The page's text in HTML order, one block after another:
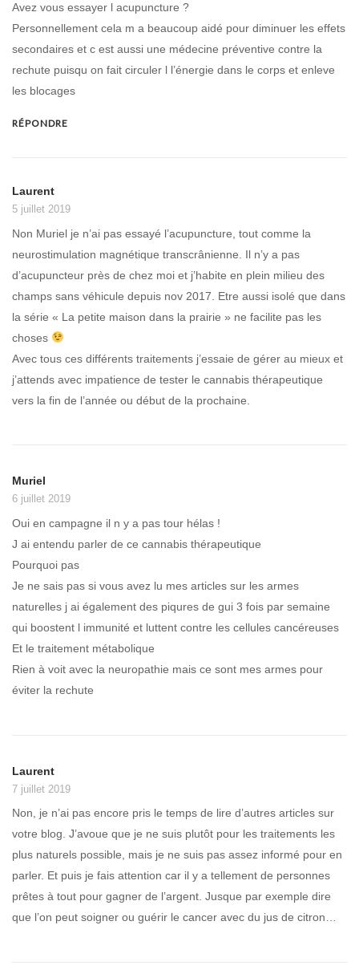
Avez vous essayer l acupuncture ?
Personnellement cela m a beaucoup aidé pour diminuer les effets
secondaires et c est aussi une médecine préventive contre la
rechute puisqu on fait circuler l l’énergie dans le corps et enleve
les blocages
RÉPONDRE
Laurent
5 juillet 2019
Non Muriel je n’ai pas essayé l’acupuncture, tout comme la
neurostimulation magnétique transcrânienne. Il n’y a pas
d’acupuncteur près de chez moi et j’habite en plein milieu des
champs sans véhicule depuis nov 2017. Etre aussi isolé que dans
la série « La petite maison dans la prairie » ne facilite pas les
choses
Avec tous ces différents traitements j’essaie de gérer au mieux et
j’attends avec impatience de tester le cannabis thérapeutique
vers la fin de l’année ou début de la prochaine.
Muriel
6 juillet 2019
Oui en campagne il n y a pas tour hélas !
J ai entendu parler de ce cannabis thérapeutique
Pourquoi pas
Je ne sais pas si vous avez lu mes articles sur les armes
naturelles j ai également des piqures de gui 3 fois par semaine
qui boostent l immunité et luttent contre les cellules cancéreuses
Et le traitement métabolique
Rien à voit avec la neuropathie mais ce sont mes armes pour
éviter la rechute
Laurent
7 juillet 2019
Non, je n’ai pas encore pris le temps de lire d’autres articles sur
votre blog. J’avoue que je ne suis plutôt pour les traitements les
plus naturels possible, mais je ne suis pas assez informé pour en
parler. Et puis je fais attention car il y a tellement de personnes
prêtes à tout pour gagner de l’argent. Jusque par exemple dire
que l’on peut soigner ou guérir le cancer avec du jus de citron…